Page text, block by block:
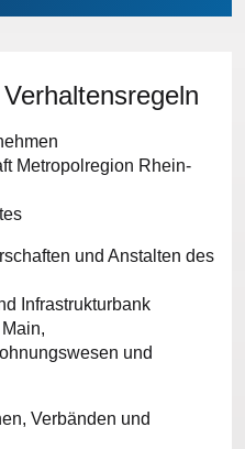
Metropolregion Rhein-
und Anstalten des
Infrastrukturbank
und
Verbänden und